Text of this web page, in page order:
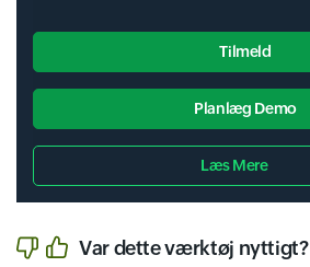
Tilmeld
Planlæg Demo
Læs Mere
Var dette værktøj nyttigt?